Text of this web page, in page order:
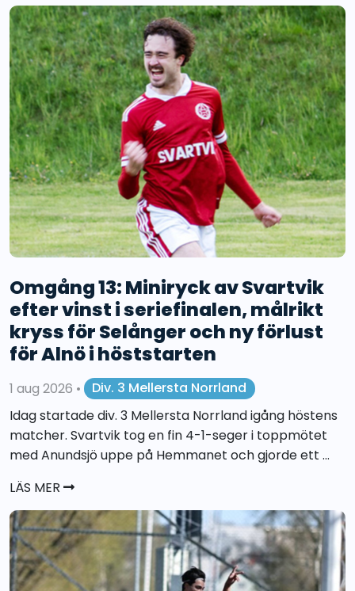
Omgång 13: Miniryck av Svartvik
efter vinst i seriefinalen, målrikt
kryss för Selånger och ny förlust
för Alnö i höststarten
1 aug 2026 •
Div. 3 Mellersta Norrland
Idag startade div. 3 Mellersta Norrland igång höstens
matcher. Svartvik tog en fin 4-1-seger i toppmötet
med Anundsjö uppe på Hemmanet och gjorde ett ...
LÄS MER